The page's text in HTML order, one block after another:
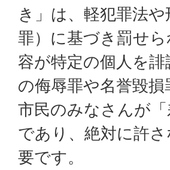
き」は、軽犯罪法
罪）に基づき罰せ
容が特定の個人を
の侮辱罪や名誉毀
市民のみなさんが
であり、絶対に許
要です。